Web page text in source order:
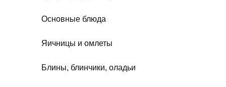
Основные блюда
Яичницы и омлеты
Блины, блинчики, оладьи